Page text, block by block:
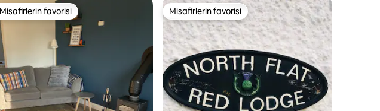
favorilerinden en beğenilenler arasında
Misafirlerin favorisi Misafirlerin favorisi
Misafirlerin favorisi